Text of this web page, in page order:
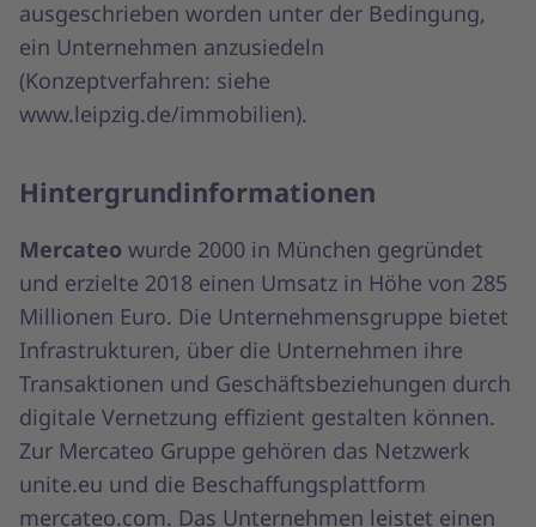
ausgeschrieben worden unter der Bedingung,
ein Unternehmen anzusiedeln
(Konzeptverfahren: siehe
www.leipzig.de/immobilien).
Hintergrundinformationen
Mercateo wurde 2000 in München gegründet
und erzielte 2018 einen Umsatz in Höhe von 285
Millionen Euro. Die Unternehmensgruppe bietet
Infrastrukturen, über die Unternehmen ihre
Transaktionen und Geschäftsbeziehungen durch
digitale Vernetzung effizient gestalten können.
Zur Mercateo Gruppe gehören das Netzwerk
unite.eu und die Beschaffungsplattform
mercateo.com. Das Unternehmen leistet einen